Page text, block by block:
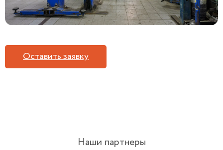
Оставить заявку
Наши партнеры